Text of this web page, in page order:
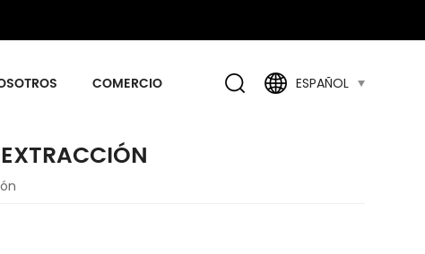
COMERCIO ESPAÑOL